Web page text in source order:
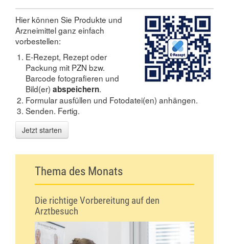
Hier können Sie Produkte und
Arzneimittel ganz einfach
vorbestellen:
E-Rezept, Rezept oder
Packung mit PZN bzw.
Barcode fotografieren und
Bild(er) abspeichern.
Formular ausfüllen und Fotodatei(en) anhängen.
Senden. Fertig.
Jetzt starten
Thema des Monats
Die richtige Vorbereitung auf den
Arztbesuch